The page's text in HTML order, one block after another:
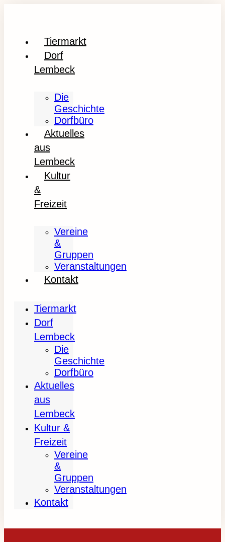
Tiermarkt
Dorf
Lembeck
Die
Geschichte
Dorfbüro
Aktuelles
aus
Lembeck
Kultur
&
Freizeit
Vereine
&
Gruppen
Veranstaltungen
Kontakt
Tiermarkt
Dorf
Lembeck
Die
Geschichte
Dorfbüro
Aktuelles
aus
Lembeck
Kultur &
Freizeit
Vereine
&
Gruppen
Veranstaltungen
Kontakt